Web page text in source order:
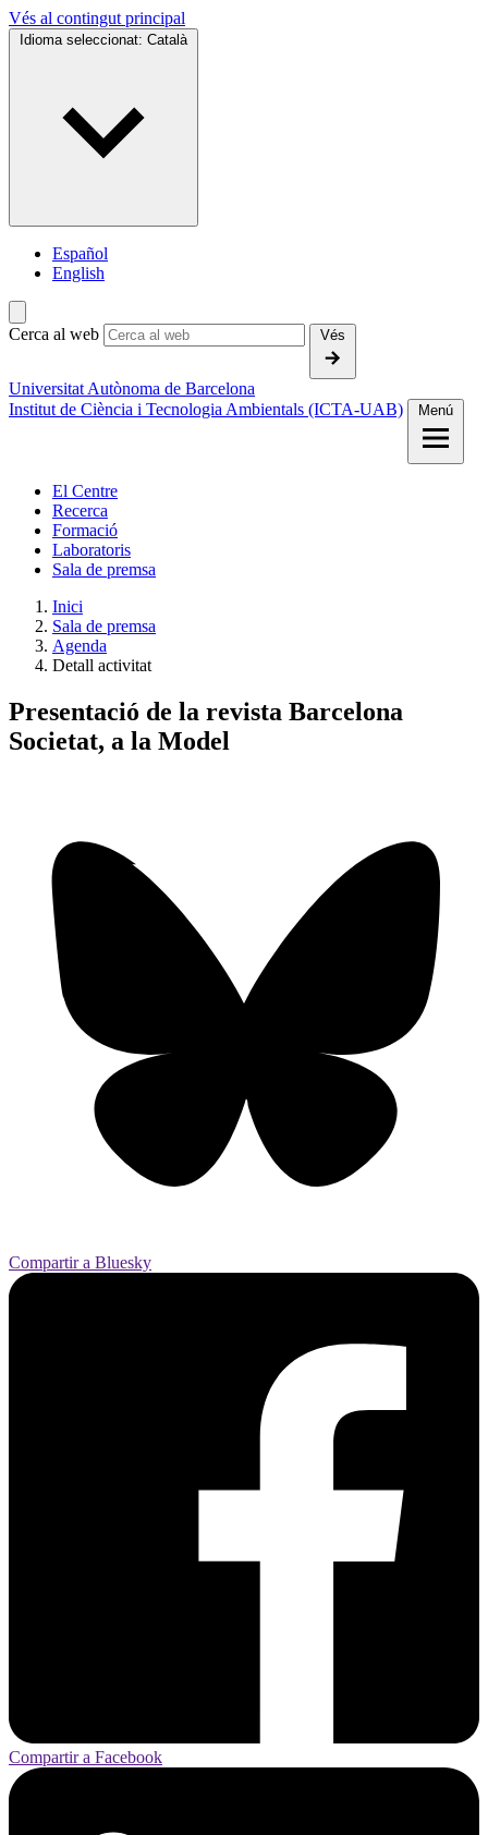
Vés al contingut principal
Idioma seleccionat: Català
Español
English
Cerca al web Vés
Universitat Autònoma de Barcelona
Institut de Ciència i Tecnologia Ambientals (ICTA-UAB)
Menú
El Centre
Recerca
Formació
Laboratoris
Sala de premsa
Inici
Sala de premsa
Agenda
Detall activitat
Presentació de la revista Barcelona
Societat, a la Model
Compartir a Bluesky
Compartir a Facebook